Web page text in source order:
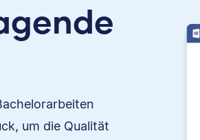
um die Qualität